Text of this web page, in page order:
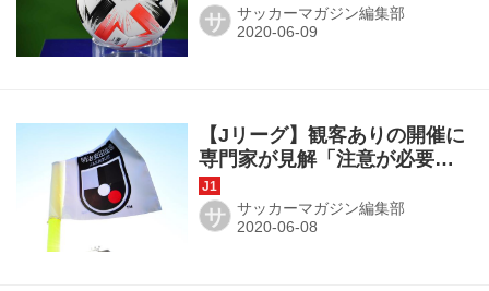
サ サッカーマガジン編集部
【Jリーグ】観客ありの開催に
専門家が見解「注意が必要。
段階的に進めるのが望まし
い」
サ サッカーマガジン編集部